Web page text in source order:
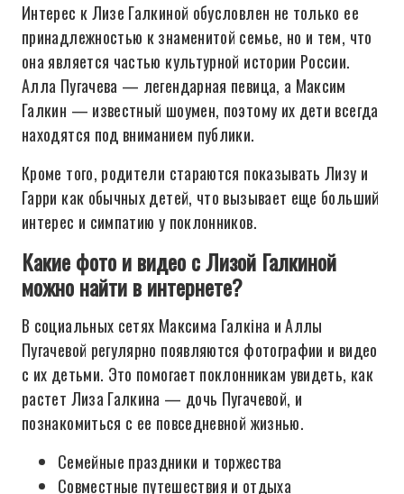
Интерес к Лизе Галкиной обусловлен не только ее
принадлежностью к знаменитой семье, но и тем, что
она является частью культурной истории России.
Алла Пугачева — легендарная певица, а Максим
Галкин — известный шоумен, поэтому их дети всегда
находятся под вниманием публики.
Кроме того, родители стараются показывать Лизу и
Гарри как обычных детей, что вызывает еще больший
интерес и симпатию у поклонников.
Какие фото и видео с Лизой Галкиной
можно найти в интернете?
В социальных сетях Максима Галкіна и Аллы
Пугачевой регулярно появляются фотографии и видео
с их детьми. Это помогает поклонникам увидеть, как
растет Лиза Галкина — дочь Пугачевой, и
познакомиться с ее повседневной жизнью.
Семейные праздники и торжества
Совместные путешествия и отдыха